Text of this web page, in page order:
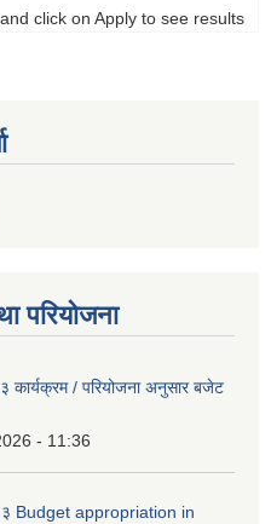
click on Apply to see results
परियोजना
/ परियोजना अनुसार बजेट
- 11:36
Budget appropriation in